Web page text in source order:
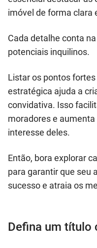
imóvel de forma clara
Cada detalhe conta
potenciais inquilinos.
Listar os pontos
estratégica ajuda a
convidativa. Isso
moradores e
interesse deles.
Então, bora explorar
para garantir que seu
sucesso e atraia os
Defina um título